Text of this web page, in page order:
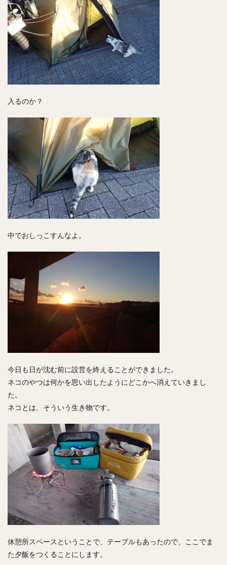
入るのか？
中でおしっこすんなよ。
今日も日が沈む前に設営を終えることができました。
ネコのやつは何かを思い出したようにどこかへ消えていきまし
た。
ネコとは、そういう生き物です。
休憩所スペースということで、テーブルもあったので、ここでま
た夕飯をつくることにします。